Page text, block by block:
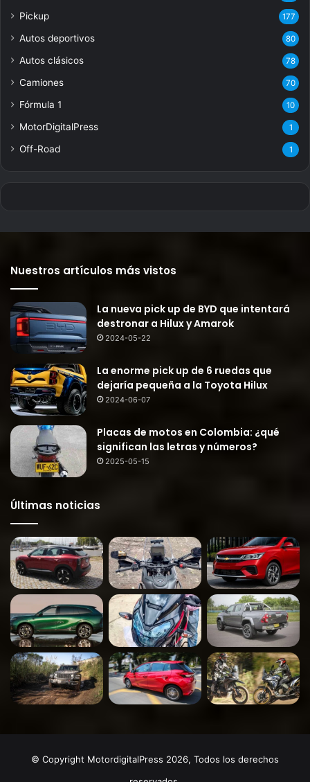
Pickup 177
Autos deportivos 80
Autos clásicos 78
Camiones 70
Fórmula 1 10
MotorDigitalPress 1
Off-Road 1
Nuestros artículos más vistos
La nueva pick up de BYD que intentará
destronar a Hilux y Amarok
2024-05-22
La enorme pick up de 6 ruedas que
dejaría pequeña a la Toyota Hilux
2024-06-07
Placas de motos en Colombia: ¿qué
significan las letras y números?
2025-05-15
Últimas noticias
© Copyright MotordigitalPress 2026, Todos los derechos